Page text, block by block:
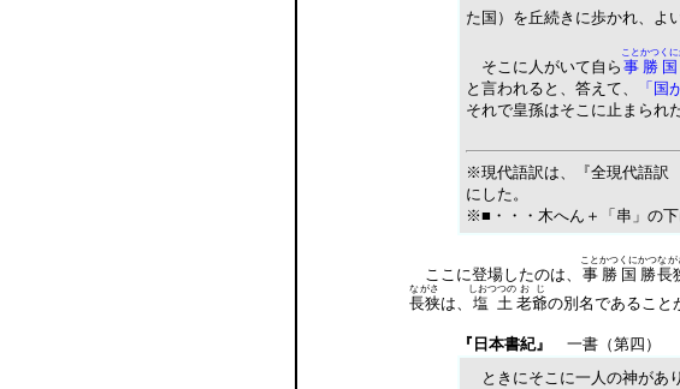
た国）を丘続きに歩かれ、よ
そこに人がいて自ら 事勝
ことかつく
と言われると、答えて、
「国
それで皇孫はそこに止まられた
※現代語訳は、『全現代語
にした。
※■・・・木へん＋「串」の下
ここに登場したのは、 事勝国勝
ことかつくにかつ
長
なが
長狭
ながさ
は、 塩土
しおつつの
老爺
おじ
の別名であること
『日本書紀』
一書（第四）
ときにそこに一人の神があ